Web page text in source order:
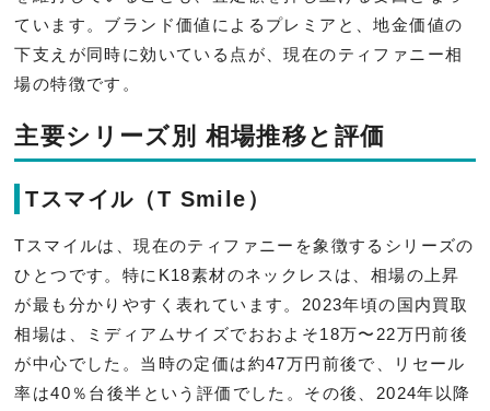
ています。ブランド価値によるプレミアと、地金価値の
下支えが同時に効いている点が、現在のティファニー相
場の特徴です。
主要シリーズ別 相場推移と評価
Tスマイル（T Smile）
Tスマイルは、現在のティファニーを象徴するシリーズの
ひとつです。特にK18素材のネックレスは、相場の上昇
が最も分かりやすく表れています。2023年頃の国内買取
相場は、ミディアムサイズでおおよそ18万〜22万円前後
が中心でした。当時の定価は約47万円前後で、リセール
率は40％台後半という評価でした。その後、2024年以降